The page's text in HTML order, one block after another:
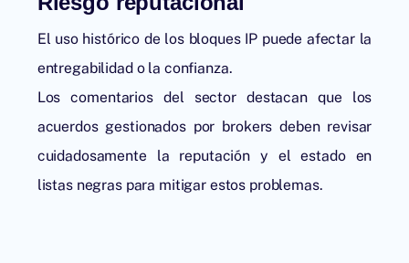
El uso histórico de los bloques IP puede afectar la
entregabilidad o la confianza.
Los comentarios del sector destacan que los
acuerdos gestionados por brokers deben revisar
cuidadosamente la reputación y el estado en
listas negras para mitigar estos problemas.